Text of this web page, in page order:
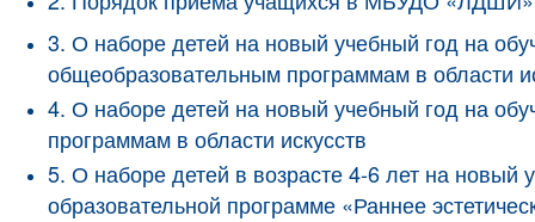
3. О наборе детей на новый учебный год на
общеобразовательным программам в области
4. О наборе детей на новый учебный год на
программам в области искусств
5. О наборе детей в возрасте 4-6 лет на
образовательной программе «Раннее